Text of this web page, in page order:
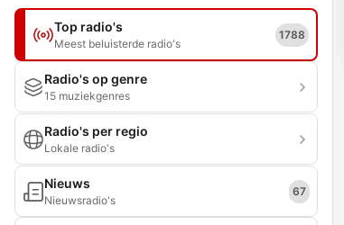
Top radio's
Meest beluisterde radio's
1788
Radio's op genre
15 muziekgenres
Radio's per regio
Lokale radio's
Nieuws
Nieuwsradio's
67